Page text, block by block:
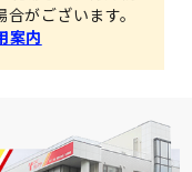
がございます。
案内